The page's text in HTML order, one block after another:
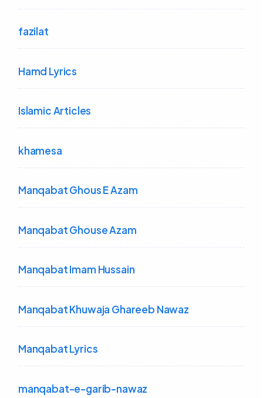
fazilat
Hamd Lyrics
Islamic Articles
khamesa
Manqabat Ghous E Azam
Manqabat Ghouse Azam
Manqabat Imam Hussain
Manqabat Khuwaja Ghareeb Nawaz
Manqabat Lyrics
manqabat-e-garib-nawaz